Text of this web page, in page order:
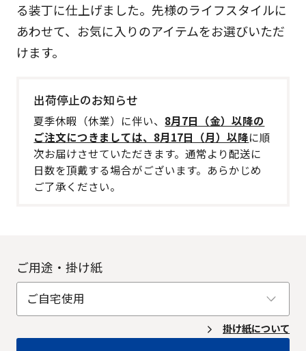
る装丁に仕上げました。先様のライフスタイルに
あわせて、お気に入りのアイテムをお選びいただ
けます。
出荷停止のお知らせ
夏季休暇（休業）に伴い、 8月7日（金）以降の
ご注文につきましては、8月17日（月）以降に順
次お届けさせていただきます。通常より配送に
日数を頂戴する場合がございます。あらかじめ
ご了承ください。
ご用途・掛け紙
掛け紙について